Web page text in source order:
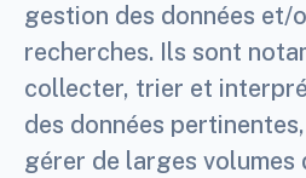
gestion des données et/
recherches. Ils sont
collecter, trier et
des données
gérer de larges volumes